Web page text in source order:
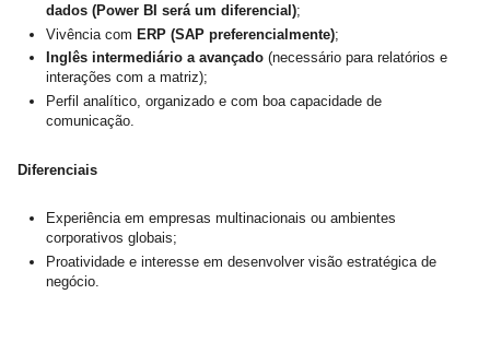
dados (Power BI será um diferencial);
Vivência com ERP (SAP preferencialmente);
Inglês intermediário a avançado (necessário para relatórios e
interações com a matriz);
Perfil analítico, organizado e com boa capacidade de
comunicação.
Diferenciais
Experiência em empresas multinacionais ou ambientes
corporativos globais;
Proatividade e interesse em desenvolver visão estratégica de
negócio.